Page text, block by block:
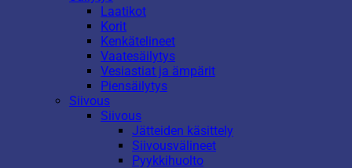
Laatikot
Korit
Kenkätelineet
Vaatesäilytys
Vesiastiat ja ämpärit
Piensäilytys
Siivous
Siivous
Jätteiden käsittely
Siivousvälineet
Pyykkihuolto